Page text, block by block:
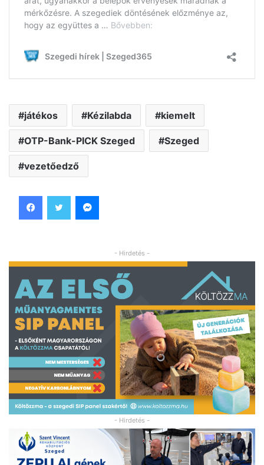
játékos Kézilabda kiemelt
OTP-Bank-PICK Szeged Szeged
vezetőedző
- Hirdetés -
- Hirdetés -